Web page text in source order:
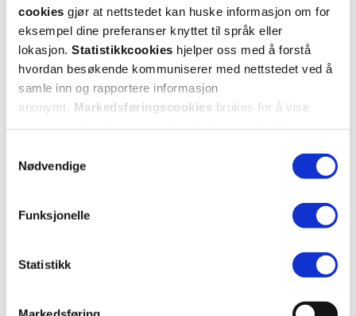
cookies gjør at nettstedet kan huske informasjon om for
eksempel dine preferanser knyttet til språk eller
lokasjon. Statistikkcookies hjelper oss med å forstå
hvordan besøkende kommuniserer med nettstedet ved å
samle inn og rapportere informasjon
anonymt. Markedsføringscookies brukes for å vise
Nødvendige
Funksjonelle
Statistikk
Abena
Munnbind type IIR,
50 stk.
Abena
Hudpleiesalve,
Hent resepter for deg selv eller barnet
Logg inn med BankID eller annen eID og få sikker
Velg hvilke resepter du vil hente ut og hvordan du vil